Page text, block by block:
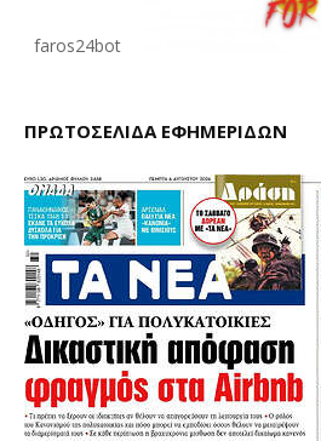
faros24bot
ΠΡΩΤΟΣΕΛΙΔΑ ΕΦΗΜΕΡΙΔΩΝ